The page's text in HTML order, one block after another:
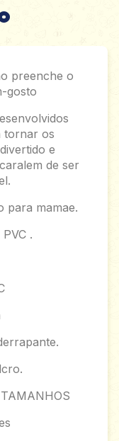
preenche o
gosto
tornar os
e
de ser
para mamae.
.